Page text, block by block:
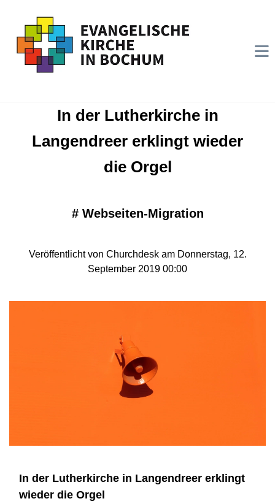
In der Lutherkirche in
Langendreer erklingt wieder
die Orgel
# Webseiten-Migration
Veröffentlicht von Churchdesk am Donnerstag, 12.
September 2019 00:00
In der Lutherkirche in Langendreer erklingt
wieder die Orgel